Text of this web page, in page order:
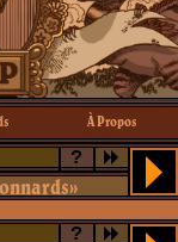
À Propos
?
?